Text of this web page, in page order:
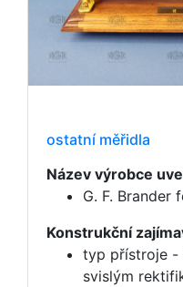
ostatní měřidla
Název výrobce
G. F. Brander
Konstrukční
typ přístroje -
svislým